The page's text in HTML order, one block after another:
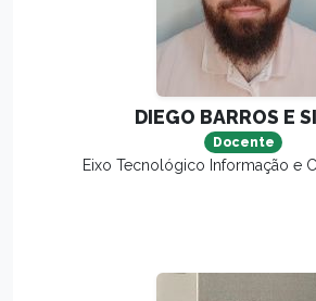
DIEGO BARROS E
Docente
Eixo Tecnológico Informação e